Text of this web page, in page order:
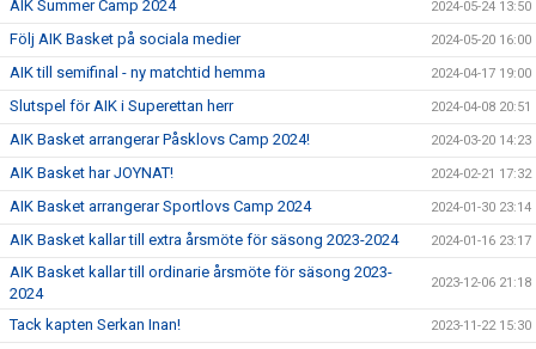
AIK Summer Camp 2024 2024-05-24 13:50
Följ AIK Basket på sociala medier 2024-05-20 16:00
AIK till semifinal - ny matchtid hemma 2024-04-17 19:00
Slutspel för AIK i Superettan herr 2024-04-08 20:51
AIK Basket arrangerar Påsklovs Camp 2024! 2024-03-20 14:23
AIK Basket har JOYNAT! 2024-02-21 17:32
AIK Basket arrangerar Sportlovs Camp 2024 2024-01-30 23:14
AIK Basket kallar till extra årsmöte för säsong 2023-2024 2024-01-16 23:17
AIK Basket kallar till ordinarie årsmöte för säsong 2023-
2024
2023-12-06 21:18
Tack kapten Serkan Inan! 2023-11-22 15:30